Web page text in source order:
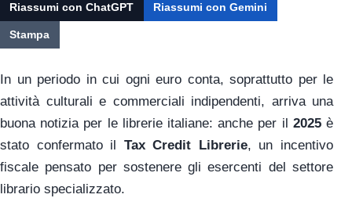
Riassumi con ChatGPT Riassumi con Gemini
Stampa
In un periodo in cui ogni euro conta, soprattutto per le
attività culturali e commerciali indipendenti, arriva una
buona notizia per le librerie italiane: anche per il 2025è
stato confermato il Tax Credit Librerie, un incentivo
fiscale pensato per sostenere gli esercenti del settore
librario specializzato.